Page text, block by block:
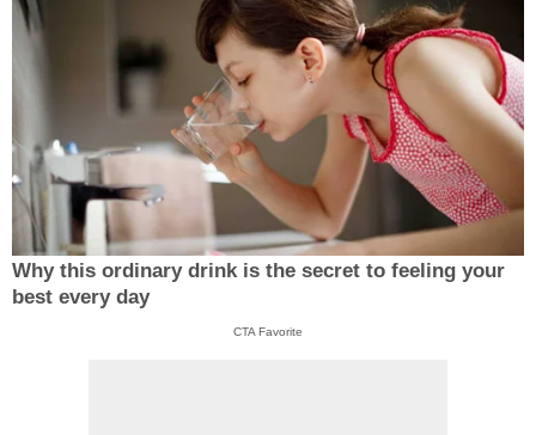
Why this ordinary drink is the secret to feeling your
best every day
CTA Favorite